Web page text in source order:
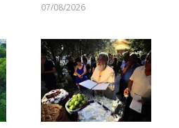
07/08/2026